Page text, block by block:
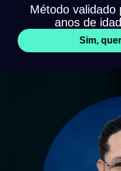
Método validado
anos de
Sim,